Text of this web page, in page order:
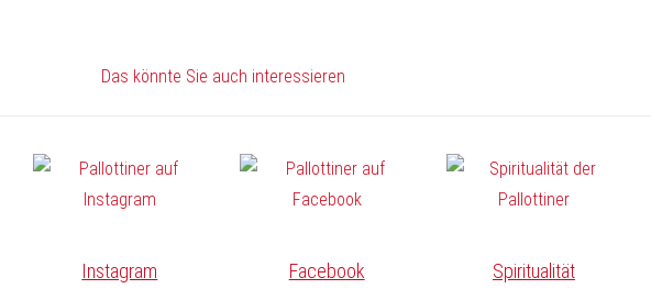
Das könnte Sie auch interessieren
Instagram Facebook Spiritualität